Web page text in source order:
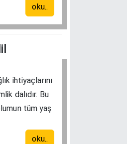
oku..
ihtiyaçlarını
dalıdır. Bu
tüm yaş
oku..